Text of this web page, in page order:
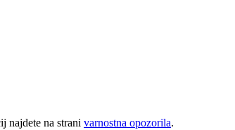
najdete na strani varnostna opozorila.